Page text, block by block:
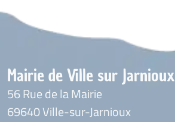
Mairie de Ville sur Jarnioux
56 Rue de la Mairie
69640 Ville-sur-Jarnioux